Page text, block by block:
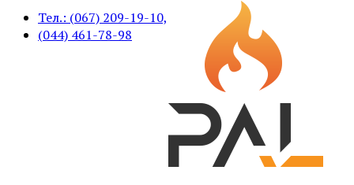
Тел.: (067) 209-19-10,
(044) 461-78-98